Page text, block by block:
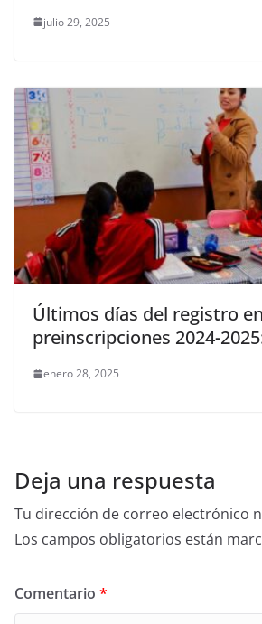
julio 29, 2025
Últimos días del registro
preinscripciones 2024-
enero 28, 2025
Deja una respuesta
Tu dirección de correo electrónico
Los campos obligatorios están
Comentario *